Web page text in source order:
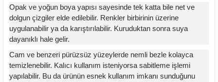
Opak ve yoğun boya yapısı sayesinde tek katta bile net ve
dolgun çizgiler elde edilebilir. Renkler birbirinin üzerine
uygulanabilir ya da karıştırılabilir. Kuruduktan sonra suya
dayanıklı hale gelir.
Cam ve benzeri pürüzsüz yüzeylerde nemli bezle kolayca
temizlenebilir. Kalıcı kullanım isteniyorsa sabitleme işlemi
yapılabilir. Bu da ürünün esnek kullanım imkanı sunduğunu